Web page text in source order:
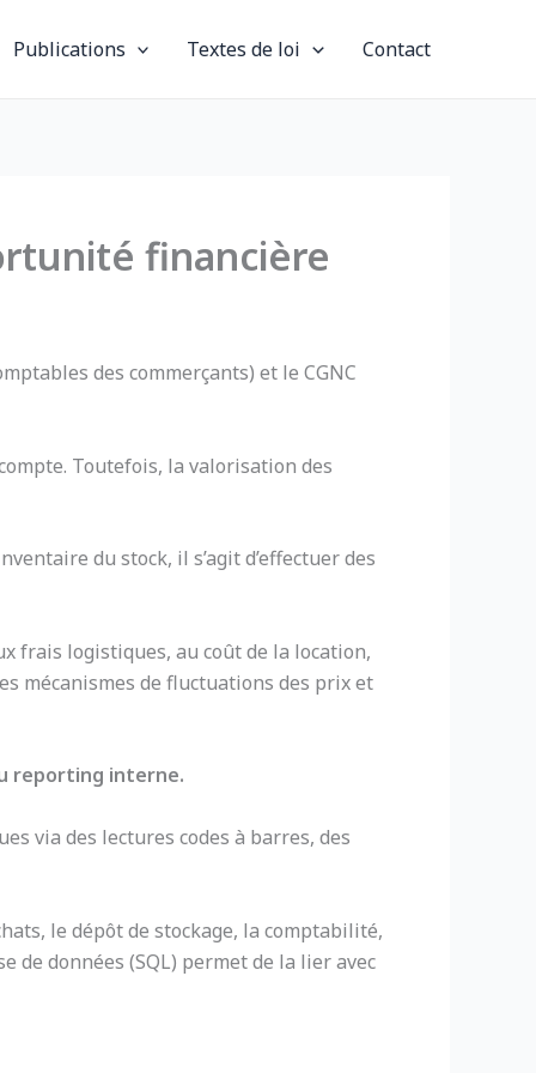
Publications Textes de loi Contact
financière
des commerçants) et le CGNC
Toutefois, la valorisation des
du stock, il s’agit d’effectuer des
frais logistiques, au coût de la location,
mécanismes de fluctuations des prix et
reporting interne.
via des lectures codes à barres, des
le dépôt de stockage, la comptabilité,
de données (SQL) permet de la lier avec